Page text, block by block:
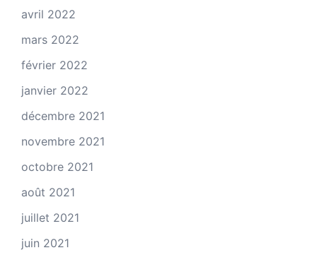
avril 2022
mars 2022
février 2022
janvier 2022
décembre 2021
novembre 2021
octobre 2021
août 2021
juillet 2021
juin 2021